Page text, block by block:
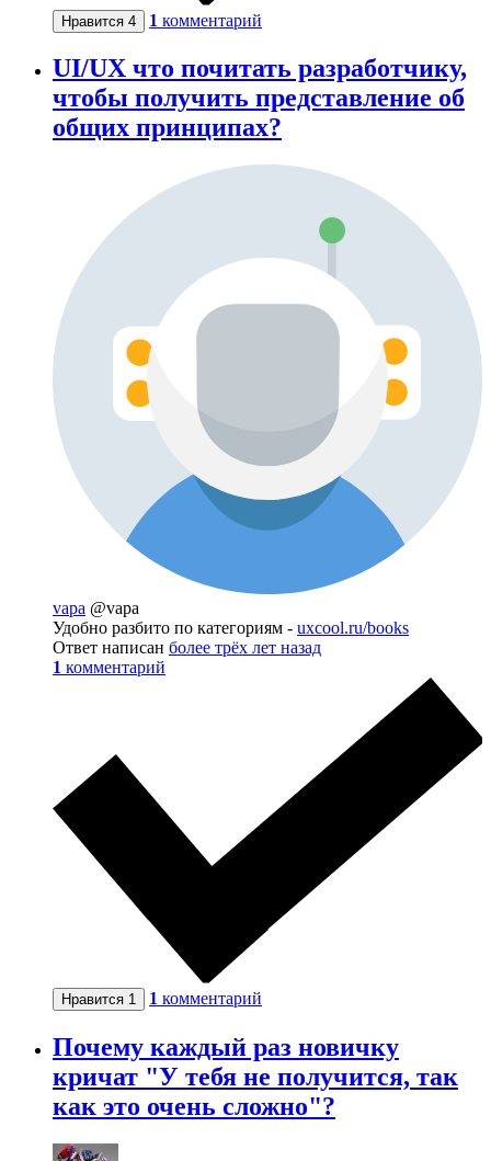
Нравится 4 1 комментарий
UI/UX что почитать разработчику,
чтобы получить представление об
общих принципах?
vapa @vapa
Удобно разбито по категориям - uxcool.ru/books
Ответ написан более трёх лет назад
1 комментарий
Нравится 1 1 комментарий
Почему каждый раз новичку
кричат "У тебя не получится, так
как это очень сложно"?